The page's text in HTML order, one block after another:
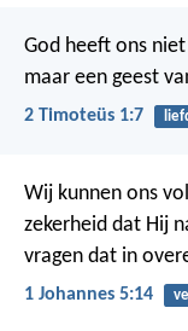
God heeft ons
maar een geest
2 Timoteüs 1:7
Wij kunnen ons
zekerheid dat Hij
vragen dat in
1 Johannes 5:14